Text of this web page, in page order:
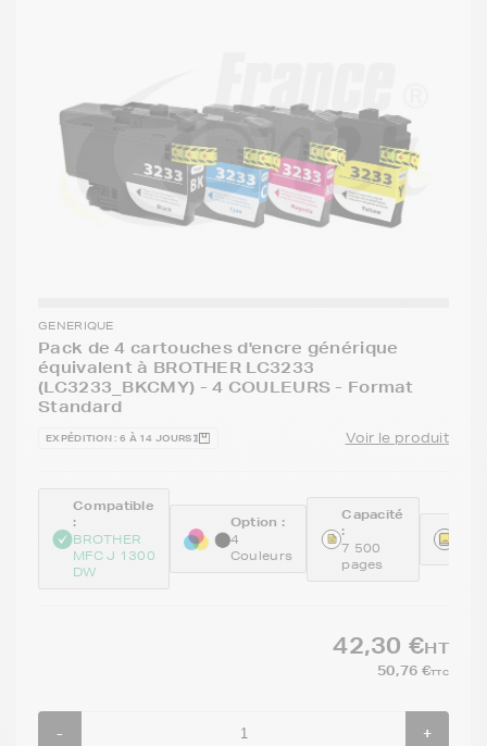
GENERIQUE
Pack de 4 cartouches d'encre générique
équivalent à BROTHER LC3233
(LC3233_BKCMY) - 4 COULEURS - Format
Standard
EXPÉDITION : 6 À 14 JOURS Voir le produit
Compatible
:
BROTHER
MFC J 1300
DW
Option :
4
Couleurs
Capacité
:
7 500
pages
42,30 €HT
50,76 €TTC
- +